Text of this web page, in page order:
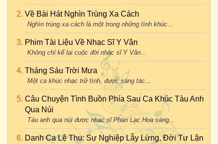
Về Bài Hát Nghìn Trùng Xa Cách
Nghìn trùng xa cách là một trong những tình khúc...
Phim Tài Liệu Về Nhạc Sĩ Y Vân
Không chỉ kể lại cuộc đời nhạc sĩ Y Vân...
Tháng Sáu Trời Mưa
Một ca khúc nhạc trữ tình, được sáng tác...
Câu Chuyện Tình Buồn Phía Sau Ca Khúc Tàu Anh
Qua Núi
Tàu anh qua núi được nhạc sĩ Phan Lạc Hoa sáng...
Danh Ca Lệ Thu: Sự Nghiệp Lẫy Lừng, Đời Tư Lận